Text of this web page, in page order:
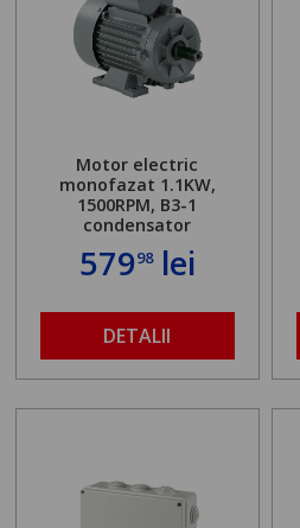
Motor electric
monofazat 1.1KW,
1500RPM, B3-1
condensator
57998lei
DETALII